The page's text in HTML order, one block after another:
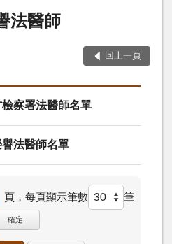
法醫師
回上一頁
察署法醫師名單
法醫師名單
頁， 每頁顯示筆數 筆
確定